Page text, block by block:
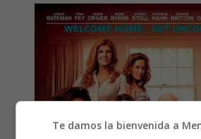
Te damos la bienvenida a